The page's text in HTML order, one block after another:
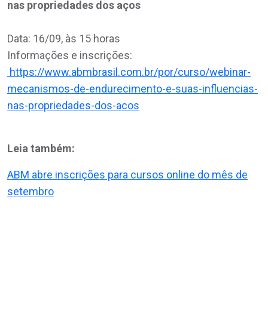
nas propriedades dos aços
Data: 16/09, às 15 horas
Informações e inscrições:
https://www.abmbrasil.com.br/por/curso/webinar-
mecanismos-de-endurecimento-e-suas-influencias-
nas-propriedades-dos-acos
Leia também:
ABM abre inscrições para cursos online do mês de
setembro